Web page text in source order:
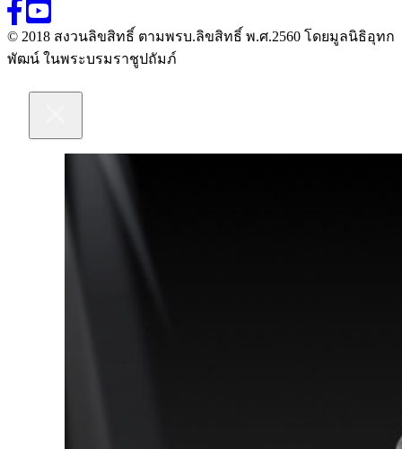
© 2018 สงวนลิขสิทธิ์ ตามพรบ.ลิขสิทธิ์ พ.ศ.2560 โดยมูลนิธิอุทก
พัฒน์ ในพระบรมราชูปถัมภ์